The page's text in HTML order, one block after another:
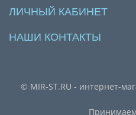
ЛИЧНЫЙ КАБИНЕТ
НАШИ КОНТАКТЫ
© MIR-ST.RU - интернет-